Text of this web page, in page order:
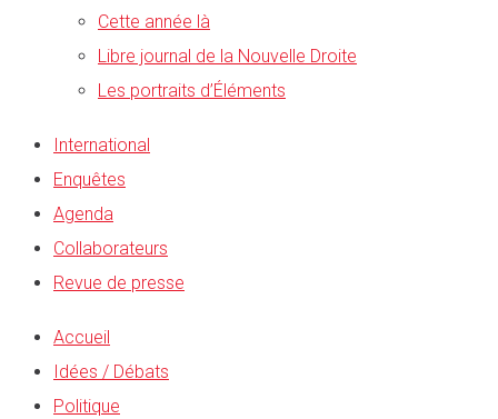
Cette année là
Libre journal de la Nouvelle Droite
Les portraits d’Éléments
International
Enquêtes
Agenda
Collaborateurs
Revue de presse
Accueil
Idées / Débats
Politique